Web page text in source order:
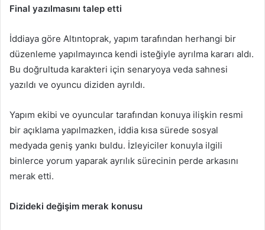
Final yazılmasını talep etti
İddiaya göre Altıntoprak, yapım tarafından herhangi bir
düzenleme yapılmayınca kendi isteğiyle ayrılma kararı aldı.
Bu doğrultuda karakteri için senaryoya veda sahnesi
yazıldı ve oyuncu diziden ayrıldı.
Yapım ekibi ve oyuncular tarafından konuya ilişkin resmi
bir açıklama yapılmazken, iddia kısa sürede sosyal
medyada geniş yankı buldu. İzleyiciler konuyla ilgili
binlerce yorum yaparak ayrılık sürecinin perde arkasını
merak etti.
Dizideki değişim merak konusu